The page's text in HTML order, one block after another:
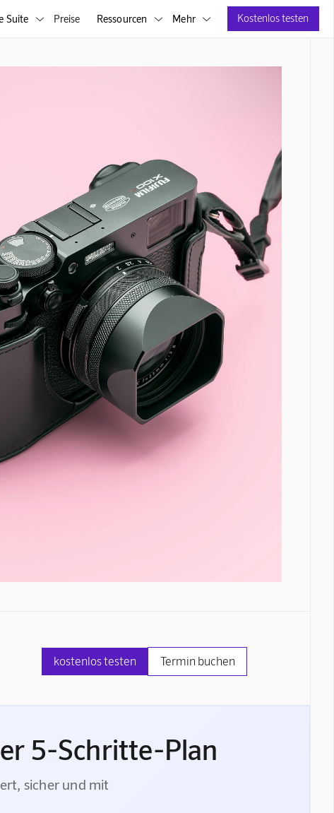
Suite  Preise Ressourcen  Mehr  Kostenlos testen
kostenlos testen Termin buchen
5-Schritte-Plan
sicher und mit